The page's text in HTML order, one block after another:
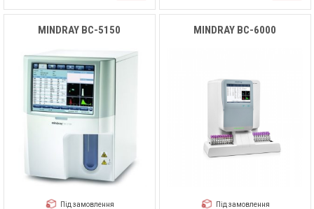
MINDRAY BC-5150
Під замовлення
MINDRAY BC-6000
Під замовлення